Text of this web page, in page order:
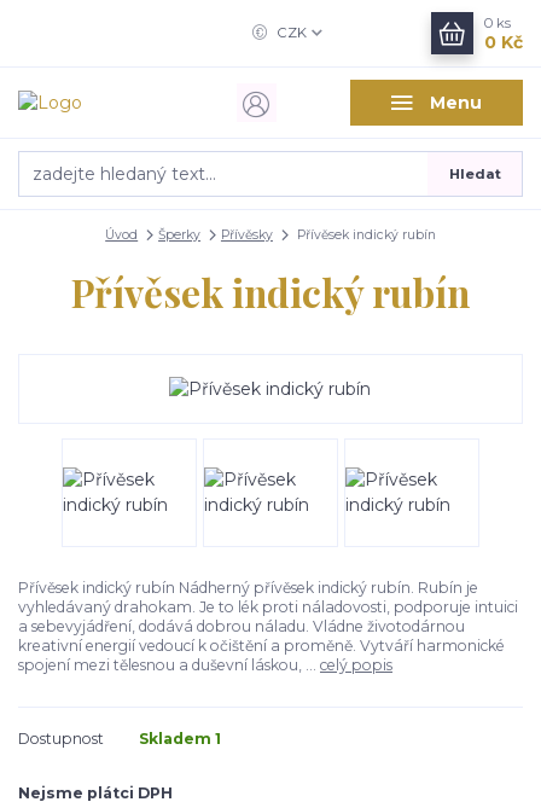
Menu
CZK
Hledat
0 ks
0 Kč
Úvod Šperky Přívěsky Přívěsek indický rubín
Přívěsek indický rubín
Přívěsek indický rubín Nádherný přívěsek indický rubín. Rubín je
vyhledávaný drahokam. Je to lék proti náladovosti, podporuje intuici
a sebevyjádření, dodává dobrou náladu. Vládne životodárnou
kreativní energií vedoucí k očištění a proměně. Vytváří harmonické
spojení mezi tělesnou a duševní láskou, ... celý popis
Dostupnost Skladem 1
Nejsme plátci DPH